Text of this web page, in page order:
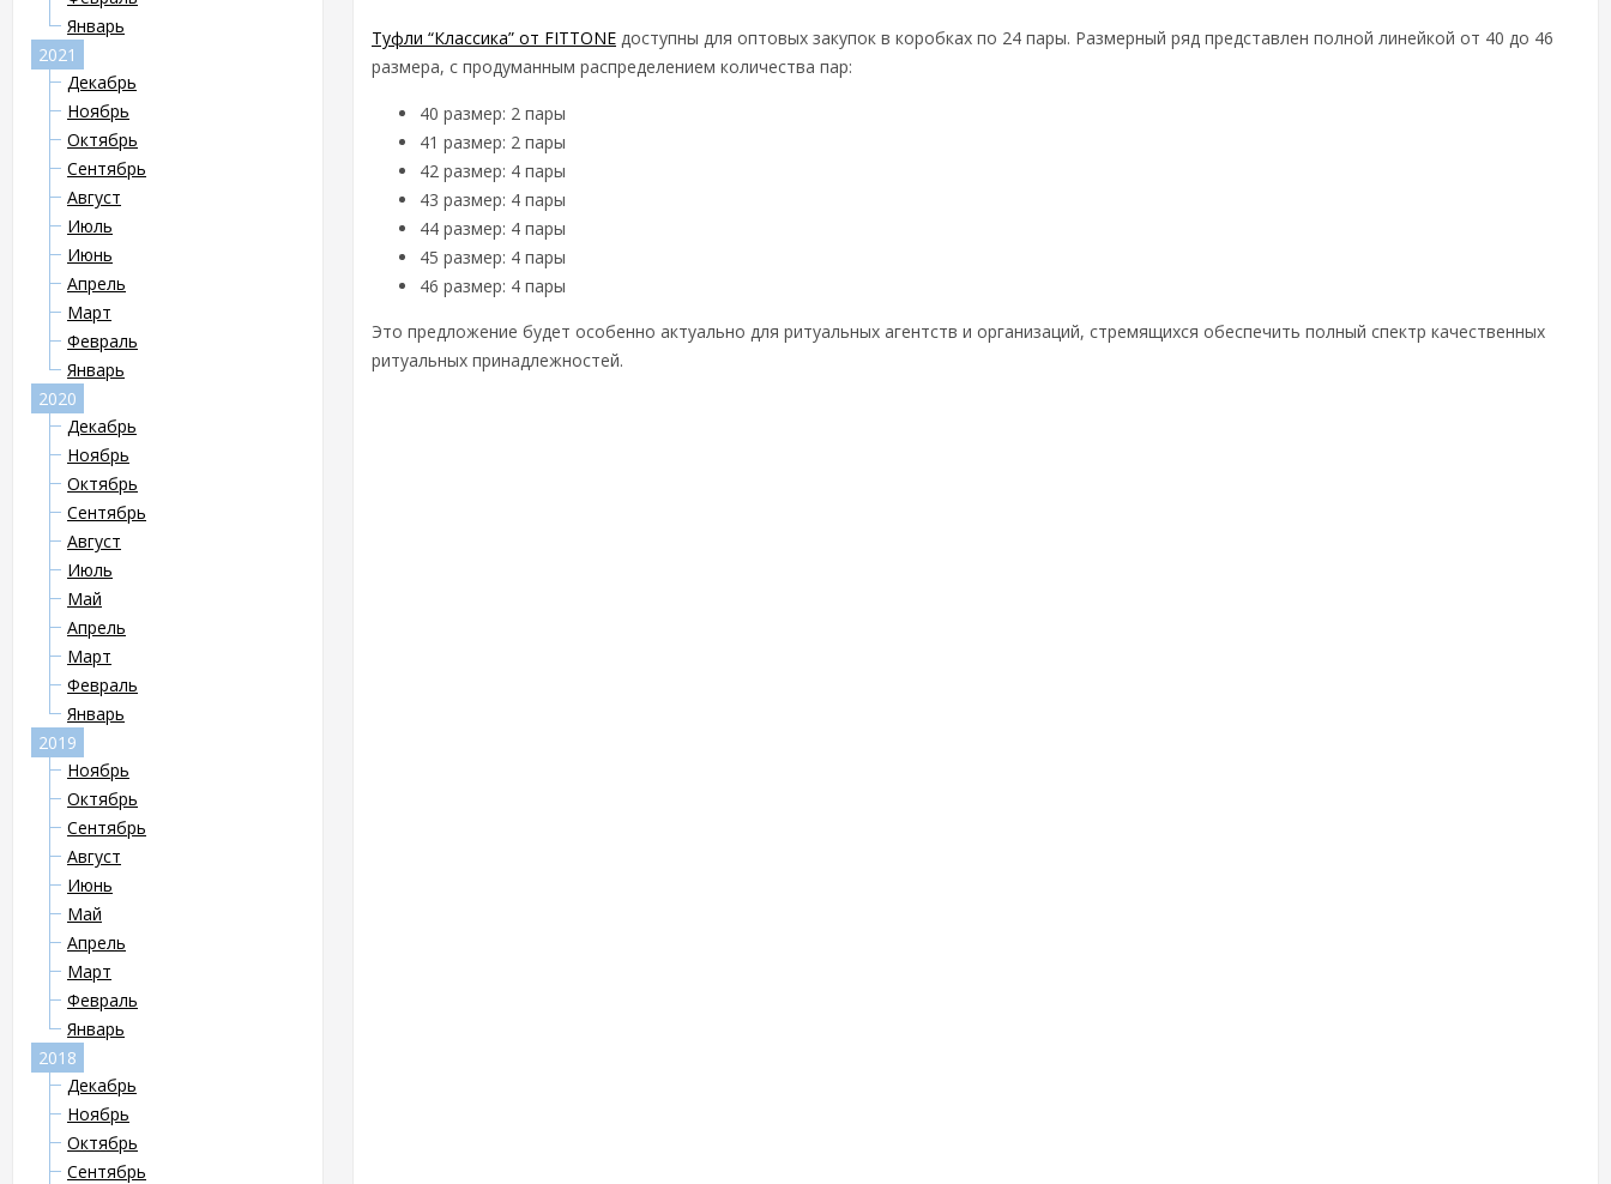
Январь
2021
Декабрь
Ноябрь
Октябрь
Сентябрь
Август
Июль
Июнь
Апрель
Март
Февраль
Январь
2020
Декабрь
Ноябрь
Октябрь
Сентябрь
Август
Июль
Май
Апрель
Март
Февраль
Январь
2019
Ноябрь
Октябрь
Сентябрь
Август
Июнь
Май
Апрель
Март
Февраль
Январь
2018
Декабрь
Ноябрь
Октябрь
Сентябрь
Туфли “Классика” от FITTONE доступны для оптовых закупок в коробках по 24 пары. Размерный ряд представлен полной линейкой от 40 до 46
размера, с продуманным распределением количества пар:
40 размер: 2 пары
41 размер: 2 пары
42 размер: 4 пары
43 размер: 4 пары
44 размер: 4 пары
45 размер: 4 пары
46 размер: 4 пары
Это предложение будет особенно актуально для ритуальных агентств и организаций, стремящихся обеспечить полный спектр качественных
ритуальных принадлежностей.